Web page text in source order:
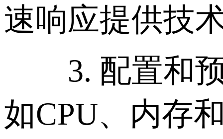
速响应提供技
3. 配置和预
如CPU、内存